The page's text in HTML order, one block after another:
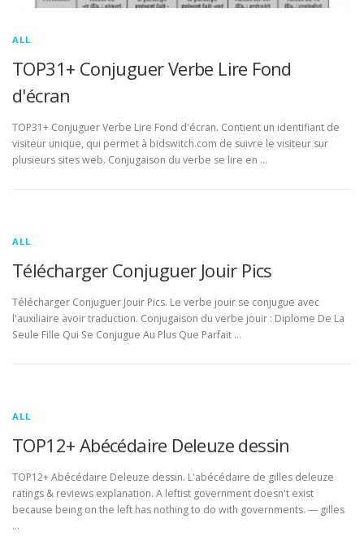
ALL
TOP31+ Conjuguer Verbe Lire Fond
d'écran
TOP31+ Conjuguer Verbe Lire Fond d'écran. Contient un identifiant de
visiteur unique, qui permet à bidswitch.com de suivre le visiteur sur
plusieurs sites web. Conjugaison du verbe se lire en …
ALL
Télécharger Conjuguer Jouir Pics
Télécharger Conjuguer Jouir Pics. Le verbe jouir se conjugue avec
l'auxiliaire avoir traduction. Conjugaison du verbe jouir : Diplome De La
Seule Fille Qui Se Conjugue Au Plus Que Parfait …
ALL
TOP12+ Abécédaire Deleuze dessin
TOP12+ Abécédaire Deleuze dessin. L'abécédaire de gilles deleuze
ratings & reviews explanation. A leftist government doesn't exist
because being on the left has nothing to do with governments. ― gilles
…